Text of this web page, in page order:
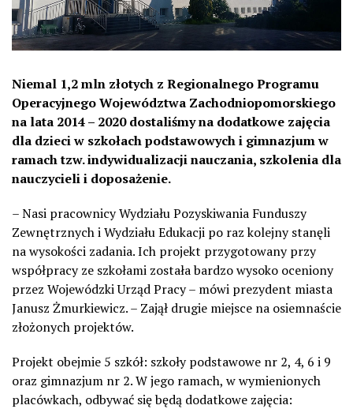
Niemal 1,2 mln złotych z Regionalnego Programu
Operacyjnego Województwa Zachodniopomorskiego
na lata 2014 – 2020 dostaliśmy na dodatkowe zajęcia
dla dzieci w szkołach podstawowych i gimnazjum w
ramach tzw. indywidualizacji nauczania, szkolenia dla
nauczycieli i doposażenie.
– Nasi pracownicy Wydziału Pozyskiwania Funduszy
Zewnętrznych i Wydziału Edukacji po raz kolejny stanęli
na wysokości zadania. Ich projekt przygotowany przy
współpracy ze szkołami została bardzo wysoko oceniony
przez Wojewódzki Urząd Pracy – mówi prezydent miasta
Janusz Żmurkiewicz. – Zajął drugie miejsce na osiemnaście
złożonych projektów.
Projekt obejmie 5 szkół: szkoły podstawowe nr 2, 4, 6 i 9
oraz gimnazjum nr 2. W jego ramach, w wymienionych
placówkach, odbywać się będą dodatkowe zajęcia: